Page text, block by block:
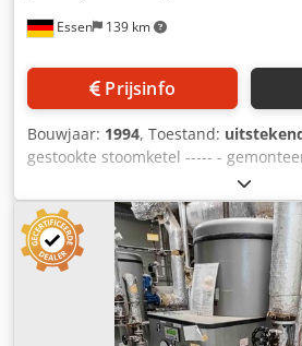
Essen 139 km
Prijsinfo
Bouwjaar: 1994, Toestand:
gestookte stoomketel ----- -
Fabrikant : Jumey
Capaciteit : 2.000 kg/h Max.
Werkte voorheen op : 5.0 bar
3.540 l Watercapaciteit vol ca. : 4.750
Dcedpfoikvdisx Ah Isk uitgerust met
gasbrander, gasregeling,
en de bestaande grove en fijne